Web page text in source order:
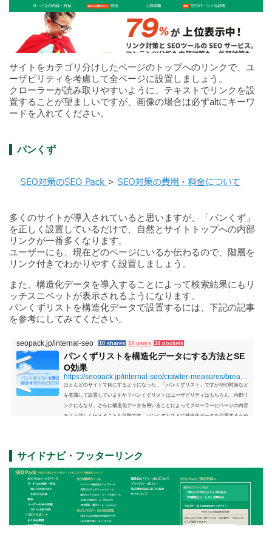
サイトをカテゴリ分けしたページのトップへのリンクで、ユ
ーザビリティを考慮して全ページに設置しましょう。
クローラーが読み取りやすいように、テキストでリンクを設
置することが望ましいですが、画像の場合は必ずaltにキーワ
ードを入れてください。
パンくず
多くのサイトが導入されていると思いますが、「パンくず」
を正しく設置しているだけで、自然とサイトトップへの内部
リンクが一番多くなります。
ユーザーにも、現在どのページにいるか伝わるので、階層を
リンク付きでわかりやすく設置しましょう。
また、構造化データを導入することによって検索結果にもリ
ッチスニペットが表示されるようになります。
パンくずリストを構造化データで設置するには、下記の記事
を参考にしてみてください。
seopack.jp/internal-seo 10 shares 17 users 34 pockets
パンくずリストを構造化データにする方法とSE
O効果
https://seopack.jp/internal-seo/crawler-measures/breadcrumbs-structured-data.php
ほとんどのサイトで目にするようになった、「パンくずリスト」ですがSEO対策など
を意識して設置していますか？パンくずリストはユーザビリティはもちろん、内部リ
ンクにもなり、さらに構造化データを用いることによってクローラーにページの内容
をより詳しく伝えることも可能です。パンくずリストに構造化データを設置するため
サイドナビ・フッターリンク